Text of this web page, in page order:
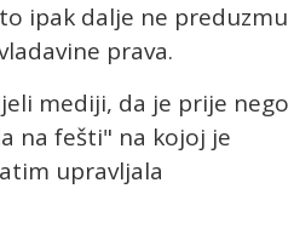
ipak dalje ne preduzmu
prava.
mediji, da je prije nego
na fešti" na kojoj je
upravljala